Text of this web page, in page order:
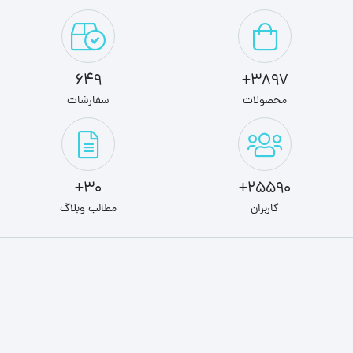
3897+
محصولات
649
سفارشات
25590+
کاربران
30+
مطالب وبلاگ